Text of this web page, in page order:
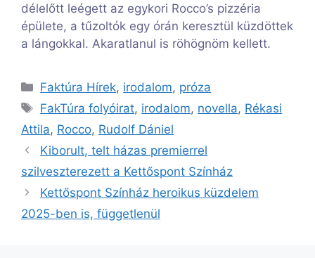
délelőtt leégett az egykori Rocco’s pizzéria
épülete, a tűzoltók egy órán keresztül küzdöttek
a lángokkal. Akaratlanul is röhögnöm kellett.
Kategória
Faktúra Hírek, irodalom, próza
Címkék
FakTúra folyóirat, irodalom, novella, Rékasi
Attila, Rocco, Rudolf Dániel
Kiborult, telt házas premierrel
szilveszterezett a Kettőspont Színház
Kettőspont Színház heroikus küzdelem
2025-ben is, függetlenül